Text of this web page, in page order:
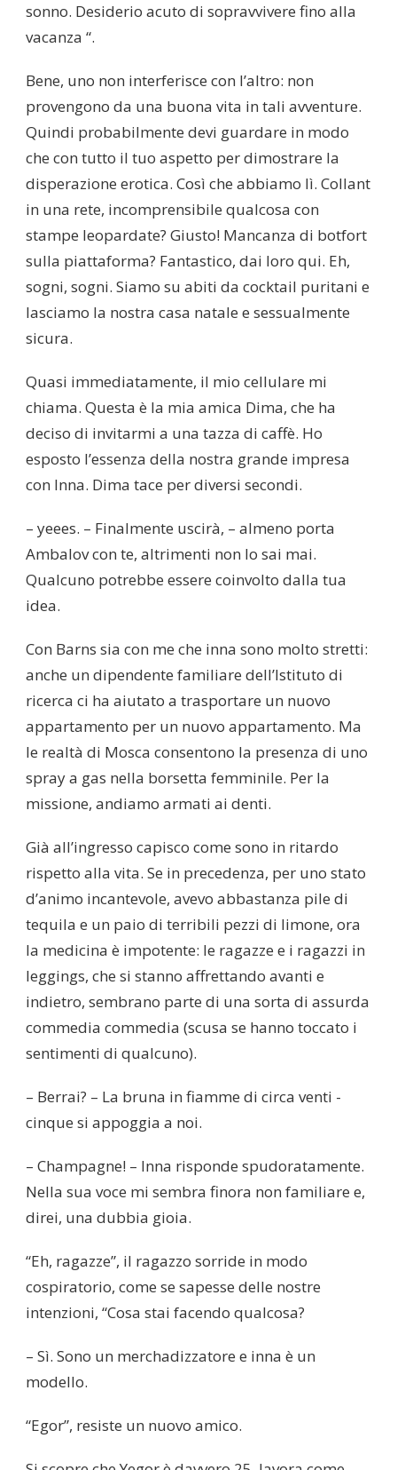
sonno. Desiderio acuto di sopravvivere fino alla
vacanza “.
Bene, uno non interferisce con l’altro: non
provengono da una buona vita in tali avventure.
Quindi probabilmente devi guardare in modo
che con tutto il tuo aspetto per dimostrare la
disperazione erotica. Così che abbiamo lì. Collant
in una rete, incomprensibile qualcosa con
stampe leopardate? Giusto! Mancanza di botfort
sulla piattaforma? Fantastico, dai loro qui. Eh,
sogni, sogni. Siamo su abiti da cocktail puritani e
lasciamo la nostra casa natale e sessualmente
sicura.
Quasi immediatamente, il mio cellulare mi
chiama. Questa è la mia amica Dima, che ha
deciso di invitarmi a una tazza di caffè. Ho
esposto l’essenza della nostra grande impresa
con Inna. Dima tace per diversi secondi.
– yeees. – Finalmente uscirà, – almeno porta
Ambalov con te, altrimenti non lo sai mai.
Qualcuno potrebbe essere coinvolto dalla tua
idea.
Con Barns sia con me che inna sono molto stretti:
anche un dipendente familiare dell’Istituto di
ricerca ci ha aiutato a trasportare un nuovo
appartamento per un nuovo appartamento. Ma
le realtà di Mosca consentono la presenza di uno
spray a gas nella borsetta femminile. Per la
missione, andiamo armati ai denti.
Già all’ingresso capisco come sono in ritardo
rispetto alla vita. Se in precedenza, per uno stato
d’animo incantevole, avevo abbastanza pile di
tequila e un paio di terribili pezzi di limone, ora
la medicina è impotente: le ragazze e i ragazzi in
leggings, che si stanno affrettando avanti e
indietro, sembrano parte di una sorta di assurda
commedia commedia (scusa se hanno toccato i
sentimenti di qualcuno).
– Berrai? – La bruna in fiamme di circa venti -
cinque si appoggia a noi.
– Champagne! – Inna risponde spudoratamente.
Nella sua voce mi sembra finora non familiare e,
direi, una dubbia gioia.
“Eh, ragazze”, il ragazzo sorride in modo
cospiratorio, come se sapesse delle nostre
intenzioni, “Cosa stai facendo qualcosa?
– Sì. Sono un merchadizzatore e inna è un
modello.
“Egor”, resiste un nuovo amico.